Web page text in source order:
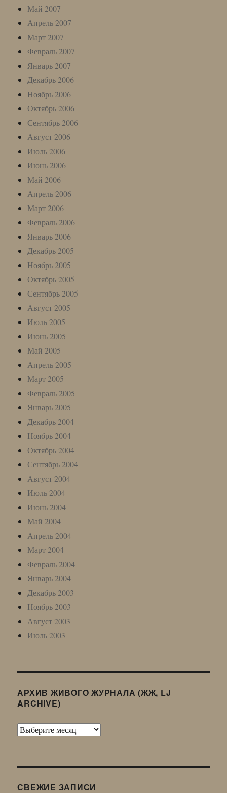
Май 2007
Апрель 2007
Март 2007
Февраль 2007
Январь 2007
Декабрь 2006
Ноябрь 2006
Октябрь 2006
Сентябрь 2006
Август 2006
Июль 2006
Июнь 2006
Май 2006
Апрель 2006
Март 2006
Февраль 2006
Январь 2006
Декабрь 2005
Ноябрь 2005
Октябрь 2005
Сентябрь 2005
Август 2005
Июль 2005
Июнь 2005
Май 2005
Апрель 2005
Март 2005
Февраль 2005
Январь 2005
Декабрь 2004
Ноябрь 2004
Октябрь 2004
Сентябрь 2004
Август 2004
Июль 2004
Июнь 2004
Май 2004
Апрель 2004
Март 2004
Февраль 2004
Январь 2004
Декабрь 2003
Ноябрь 2003
Август 2003
Июль 2003
АРХИВ ЖИВОГО ЖУРНАЛА (ЖЖ, LJ
ARCHIVE)
Архив
LJ
СВЕЖИЕ ЗАПИСИ